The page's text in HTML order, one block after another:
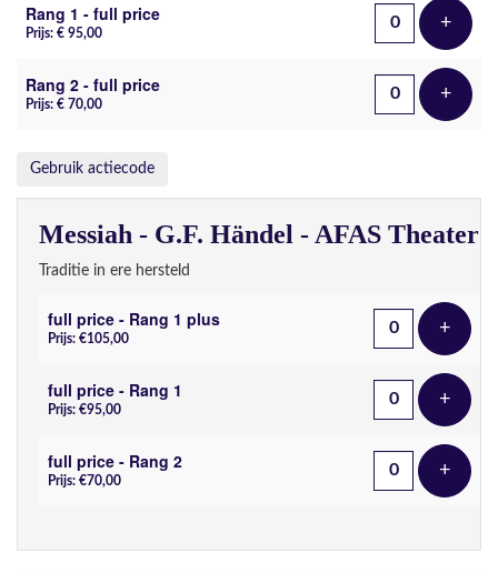
Rang 1 - full price
Prijs: € 95,00 +Voeg
Rang 2 - full price
Prijs: € 70,00 +Voeg
Gebruik actiecode
Messiah - G.F. Händel - AFAS Theater
Traditie in ere hersteld
full price - Rang 1 plus
Prijs: €105,00 +Voeg
full price - Rang 1
Prijs: €95,00 +Voeg
full price - Rang 2
Prijs: €70,00 +Voeg